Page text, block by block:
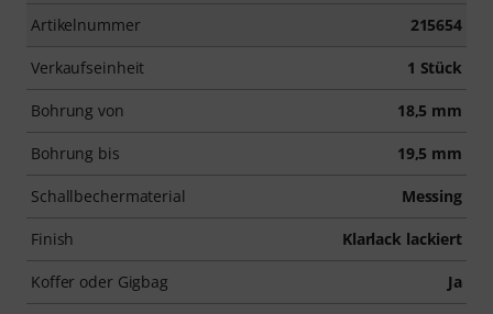
Artikelnummer 215654
Verkaufseinheit 1 Stück
Bohrung von 18,5 mm
Bohrung bis 19,5 mm
Schallbechermaterial Messing
Finish Klarlack lackiert
Koffer oder Gigbag Ja